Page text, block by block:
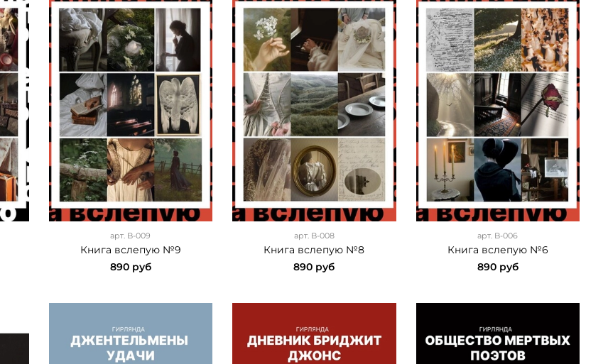
арт. B-009
Книга вслепую №9
890 руб
арт. B-008
Книга вслепую №8
890 руб
арт. B-006
Книга вслепую №6
890 руб